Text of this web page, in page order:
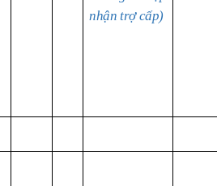
nhận trợ cấp)